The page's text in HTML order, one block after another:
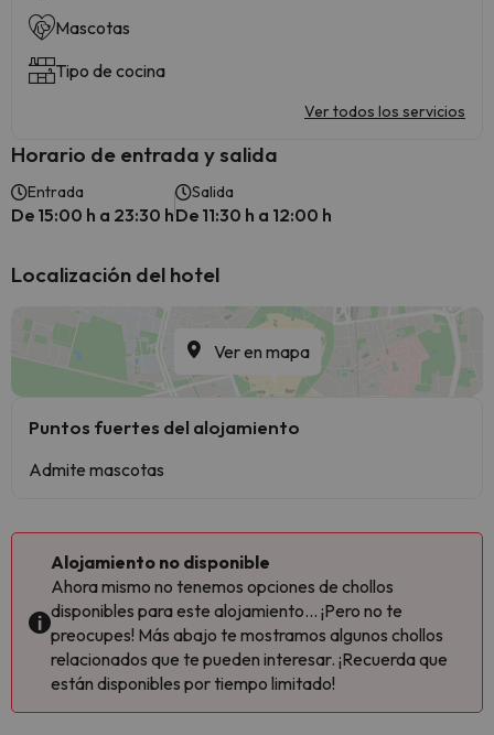
Mascotas
Tipo de cocina
Ver todos los servicios
Horario de entrada y salida
Entrada
De 15:00 h a 23:30 h
Salida
De 11:30 h a 12:00 h
Localización del hotel
Ver en mapa
Puntos fuertes del alojamiento
Admite mascotas
Alojamiento no disponible
Ahora mismo no tenemos opciones de chollos
disponibles para este alojamiento... ¡Pero no te
preocupes! Más abajo te mostramos algunos chollos
relacionados que te pueden interesar. ¡Recuerda que
están disponibles por tiempo limitado!